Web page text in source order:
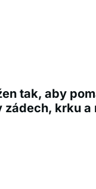
tak, aby
zádech, krku a